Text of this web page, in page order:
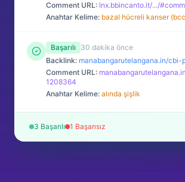
Comment URL: lnx.bbincanto.it/.../​
Anahtar Kelime: bazal hücreli kanser
Başarılı 30 dakika önce
Backlink: manabangarutelangana.in/cbi-
Comment URL:
1208364
Anahtar Kelime: alında şişlik
Başarılı
30 dakika önce
3 Başarılı 1 Başarısız